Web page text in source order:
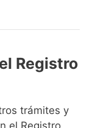
Registro
trámites y
el Registro